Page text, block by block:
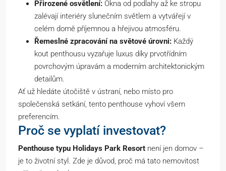
Přirozené osvětlení: Okna od podlahy až ke stropu
zalévají interiéry slunečním světlem a vytvářejí v
celém domě příjemnou a hřejivou atmosféru.
Řemeslné zpracování na světové úrovni: Každý
kout penthousu vyzařuje luxus díky prvotřídním
povrchovým úpravám a moderním architektonickým
detailům.
Ať už hledáte útočiště v ústraní, nebo místo pro
společenská setkání, tento penthouse vyhoví všem
preferencím.
Proč se vyplatí investovat?
Penthouse typu Holidays Park Resort není jen domov –
je to životní styl. Zde je důvod, proč má tato nemovitost